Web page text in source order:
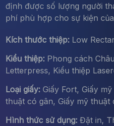
định được số lượng người
phí phù hợp cho sự kiện
Kích thước thiệp:Low
Kiểu thiệp:Phong cách
Letterpress, Kiểu thiệp
Loại giấy:Giấy Fort, Giấy
thuật có gân, Giấy mỹ thuật
Hình thức sử dụng:Đặt in,